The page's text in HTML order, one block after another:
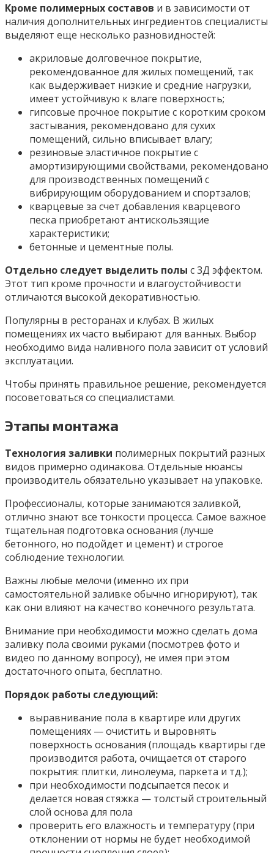
Кроме полимерных составов и в зависимости от
наличия дополнительных ингредиентов специалисты
выделяют еще несколько разновидностей:
акриловые долговечное покрытие,
рекомендованное для жилых помещений, так
как выдерживает низкие и средние нагрузки,
имеет устойчивую к влаге поверхность;
гипсовые прочное покрытие с коротким сроком
застывания, рекомендовано для сухих
помещений, сильно вписывает влагу;
резиновые эластичное покрытие с
амортизирующими свойствами, рекомендовано
для производственных помещений с
вибрирующим оборудованием и спортзалов;
кварцевые за счет добавления кварцевого
песка приобретают антискользящие
характеристики;
бетонные и цементные полы.
Отдельно следует выделить полы с 3Д эффектом.
Этот тип кроме прочности и влагоустойчивости
отличаются высокой декоративностью.
Популярны в ресторанах и клубах. В жилых
помещениях их часто выбирают для ванных. Выбор
необходимо вида наливного пола зависит от условий
эксплуатации.
Чтобы принять правильное решение, рекомендуется
посоветоваться со специалистами.
Этапы монтажа
Технология заливки полимерных покрытий разных
видов примерно одинакова. Отдельные нюансы
производитель обязательно указывает на упаковке.
Профессионалы, которые занимаются заливкой,
отлично знают все тонкости процесса. Самое важное
тщательная подготовка основания (лучше
бетонного, но подойдет и цемент) и строгое
соблюдение технологии.
Важны любые мелочи (именно их при
самостоятельной заливке обычно игнорируют), так
как они влияют на качество конечного результата.
Внимание при необходимости можно сделать дома
заливку пола своими руками (посмотрев фото и
видео по данному вопросу), не имея при этом
достаточного опыта, бесплатно.
Порядок работы следующий:
выравнивание пола в квартире или других
помещениях — очистить и выровнять
поверхность основания (площадь квартиры где
производится работа, очищается от старого
покрытия: плитки, линолеума, паркета и тд.);
при необходимости подсыпается песок и
делается новая стяжка — толстый строительный
слой основа для пола
проверить его влажность и температуру (при
отклонении от нормы не будет необходимой